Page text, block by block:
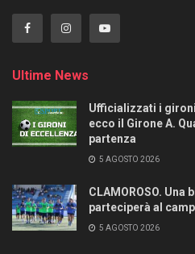
Ultime News
Ufficializzati i
ecco il Girone A.
partenza
5 AGOSTO 2026
CLAMOROSO. Una
parteciperà al
5 AGOSTO 2026